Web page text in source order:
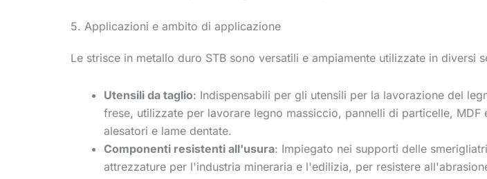
5. Applicazioni e ambito di applicazione
Le strisce in metallo duro STB sono versatili e ampiamente utilizzate in diversi
Utensili da taglio: Indispensabili per gli utensili per la lavorazione del
frese, utilizzate per lavorare legno massiccio, pannelli di particelle,
alesatori e lame dentate.
Componenti resistenti all'usura: Impiegato nei supporti delle
attrezzature per l'industria mineraria e l'edilizia, per resistere